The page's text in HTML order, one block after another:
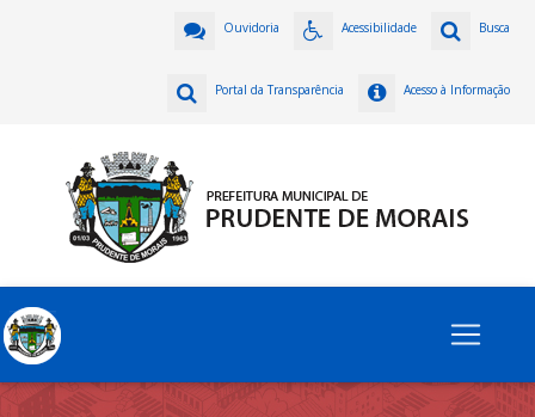
Busca
Acessibilidade
Ouvidoria
Acesso à Informação
Portal da Transparência